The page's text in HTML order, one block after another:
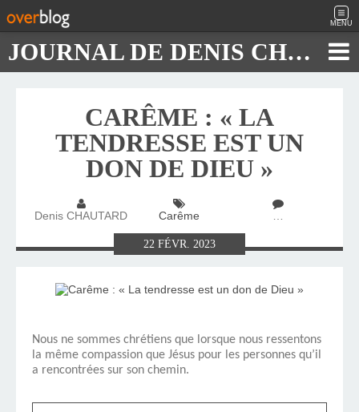
MENU
JOURNAL DE DENIS CHAUTARD
CARÊME : « LA
TENDRESSE EST UN
DON DE DIEU »
Denis CHAUTARD Carême …
22 FÉVR. 2023
Nous ne sommes chrétiens que lorsque nous ressentons
la même compassion que Jésus pour les personnes qu’il
a rencontrées sur son chemin.